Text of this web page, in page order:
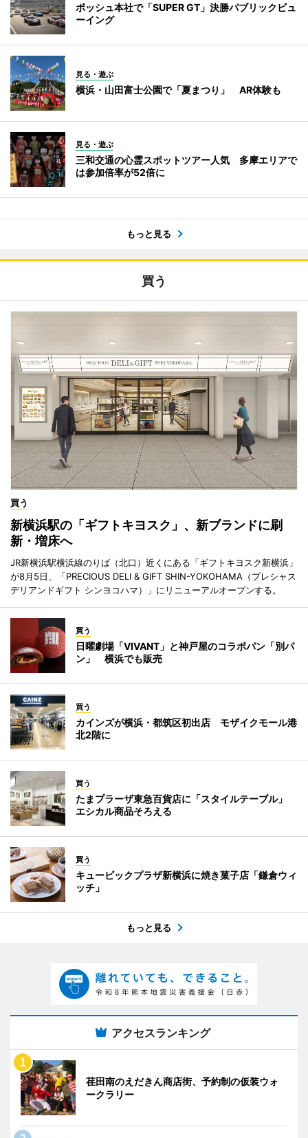
ボッシュ本社で「SUPER GT」決勝パブリックビュ
ーイング
見る・遊ぶ
横浜・山田富士公園で「夏まつり」 AR体験も
見る・遊ぶ
三和交通の心霊スポットツアー人気 多摩エリアで
は参加倍率が52倍に
もっと見る
買う
買う
新横浜駅の「ギフトキヨスク」、新ブランドに刷
新・増床へ
JR新横浜駅横浜線のりば（北口）近くにある「ギフトキヨスク新横浜」
が8月5日、「PRECIOUS DELI & GIFT SHIN-YOKOHAMA（プレシャス
デリアンドギフト シンヨコハマ）」にリニューアルオープンする。
買う
日曜劇場「VIVANT」と神戸屋のコラボパン「別パ
ン」 横浜でも販売
買う
カインズが横浜・都筑区初出店 モザイクモール港
北2階に
買う
たまプラーザ東急百貨店に「スタイルテーブル」
エシカル商品そろえる
買う
キュービックプラザ新横浜に焼き菓子店「鎌倉ウィ
ッチ」
もっと見る
アクセスランキング
荏田南のえだきん商店街、予約制の仮装ウォ
ークラリー